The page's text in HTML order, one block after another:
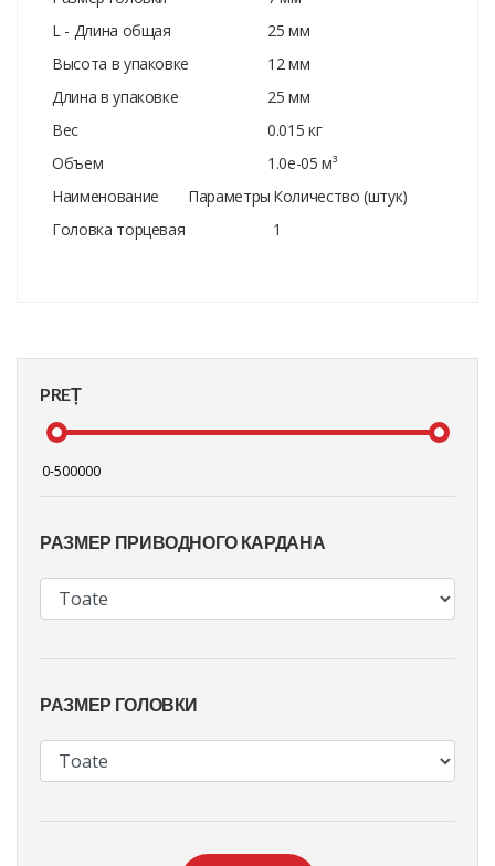
PREȚ
РАЗМЕР ПРИВОДНОГО КАРДАНА
РАЗМЕР ГОЛОВКИ
L - Длина общая
25 мм
Высота в упаковке
12 мм
Длина в упаковке
25 мм
Вес
0.015 кг
Объем
1.0e-05 м³
Наименование
Параметры Количество (штук)
Головка торцевая
1